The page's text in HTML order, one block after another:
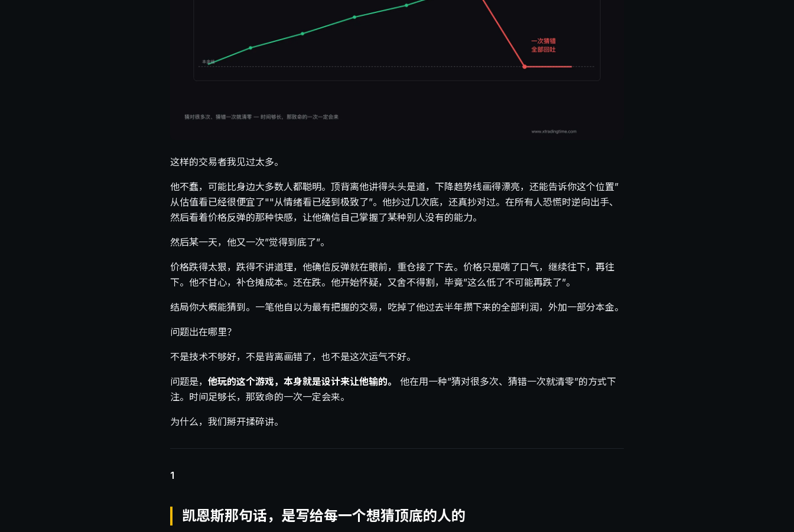
这样的交易者我见过太多。
他不蠢，可能比身边大多数人都聪明。顶背离他讲得头头是道，下降趋势线画得漂亮，还能告诉你这个位置”
从估值看已经很便宜了""从情绪看已经到极致了”。他抄过几次底，还真抄对过。在所有人恐慌时逆向出手、
然后看着价格反弹的那种快感，让他确信自己掌握了某种别人没有的能力。
然后某一天，他又一次”觉得到底了”。
价格跌得太狠，跌得不讲道理，他确信反弹就在眼前，重仓接了下去。价格只是喘了口气，继续往下，再往
下。他不甘心，补仓摊成本。还在跌。他开始怀疑，又舍不得割，毕竟”这么低了不可能再跌了”。
结局你大概能猜到。一笔他自以为最有把握的交易，吃掉了他过去半年攒下来的全部利润，外加一部分本金。
问题出在哪里？
不是技术不够好，不是背离画错了，也不是这次运气不好。
问题是， 他玩的这个游戏，本身就是设计来让他输的。
他在用一种”猜对很多次、猜错一次就清零”的方式下
注。时间足够长，那致命的一次一定会来。
为什么，我们掰开揉碎讲。
1
凯恩斯那句话，是写给每一个想猜顶底的人的